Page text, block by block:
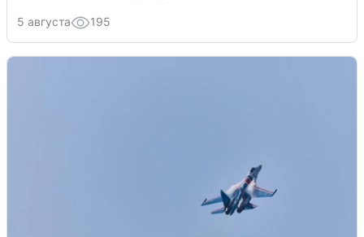
5 августа 195